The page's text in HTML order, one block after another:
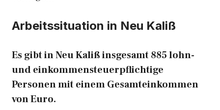
Arbeitssituation in Neu Kaliß
Es gibt in Neu Kaliß insgesamt 885 lohn-
und einkommensteuerpflichtige
Personen mit einem Gesamteinkommen
von Euro.